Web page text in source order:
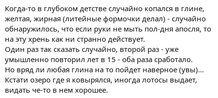
Когда-то в глубоком детстве случайно копался в глине,
желтая, жирная (литейные формочки делал) - случайно
обнаружилось, что если руки не мыть пол-дня апосля, то
на эту хрень как ни странно действует.
Один раз так сказать случайно, второй раз - уже
умышленно повторил лет в 15 - оба раза сработало.
Но вряд ли любая глина на то пойдет наверное (увы)...
Кстати озеро где я ковырялся, иногда лотосы выдает,
видать че-то в нем хорошее.